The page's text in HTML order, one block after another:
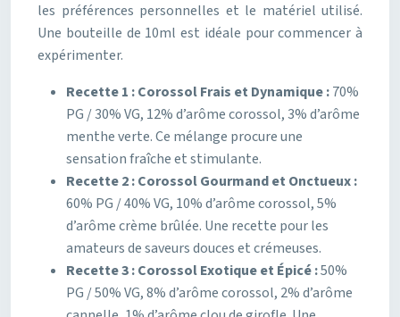
les préférences personnelles et le matériel utilisé.
Une bouteille de 10ml est idéale pour commencer à
expérimenter.
Recette 1 : Corossol Frais et Dynamique :70%
PG / 30% VG, 12% d’arôme corossol, 3% d’arôme
menthe verte. Ce mélange procure une
sensation fraîche et stimulante.
Recette 2 : Corossol Gourmand et Onctueux :
60% PG / 40% VG, 10% d’arôme corossol, 5%
d’arôme crème brûlée. Une recette pour les
amateurs de saveurs douces et crémeuses.
Recette 3 : Corossol Exotique et Épicé :50%
PG / 50% VG, 8% d’arôme corossol, 2% d’arôme